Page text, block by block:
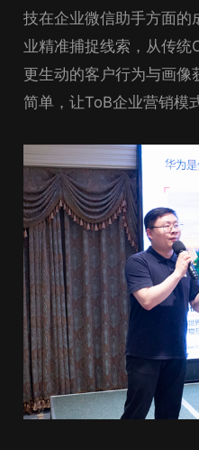
技在企业微信助手方面的
业精准捕捉线索，从传统
更生动的客户行为与画像
简单，让ToB企业营销模